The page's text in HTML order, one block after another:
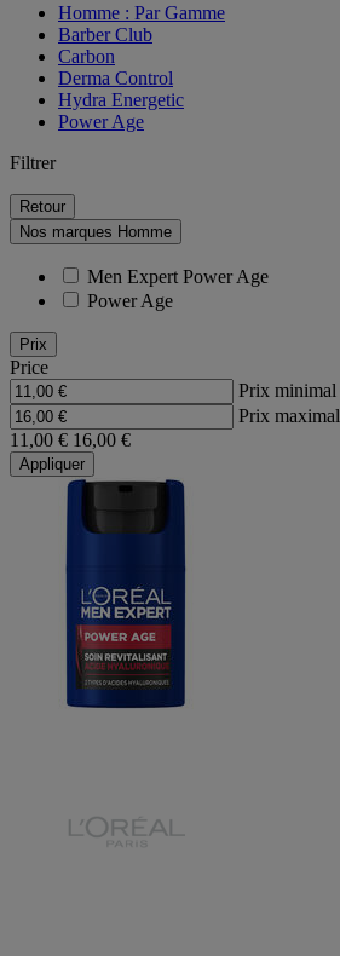
Homme : Par Gamme
Barber Club
Carbon
Derma Control
Hydra Energetic
Power Age
Filtrer
Retour
Nos marques Homme
Men Expert Power Age
Power Age
Prix
Price
Prix minimal
Prix maximal
11,00 € 16,00 €
Appliquer